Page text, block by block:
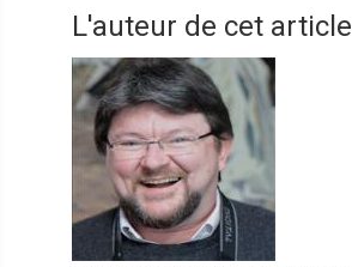
L'auteur de cet article